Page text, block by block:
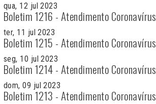
qua, 12 jul 2023
Boletim 1216 - Atendimento Coronavírus
ter, 11 jul 2023
Boletim 1215 - Atendimento Coronavírus
seg, 10 jul 2023
Boletim 1214 - Atendimento Coronavírus
dom, 09 jul 2023
Boletim 1213 - Atendimento Coronavírus